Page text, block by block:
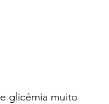
glicémia muito